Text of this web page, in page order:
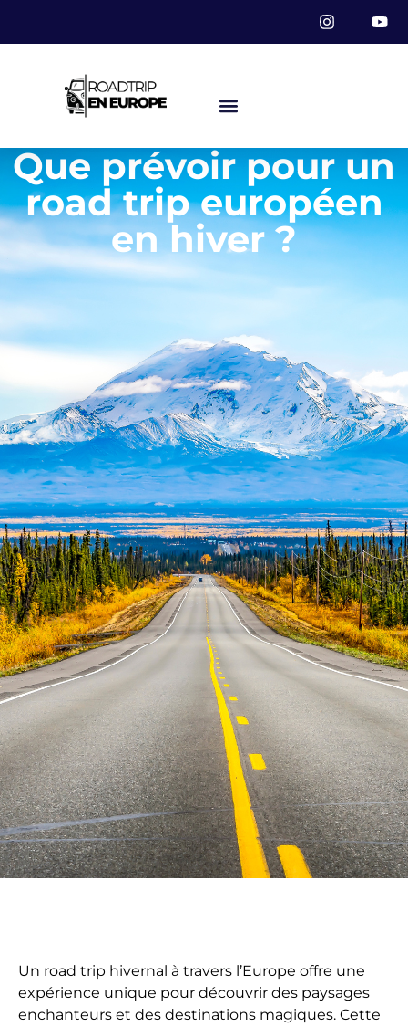
Que prévoir pour un
road trip européen
en hiver ?
Un road trip hivernal à travers l’Europe offre une
expérience unique pour découvrir des paysages
enchanteurs et des destinations magiques. Cette